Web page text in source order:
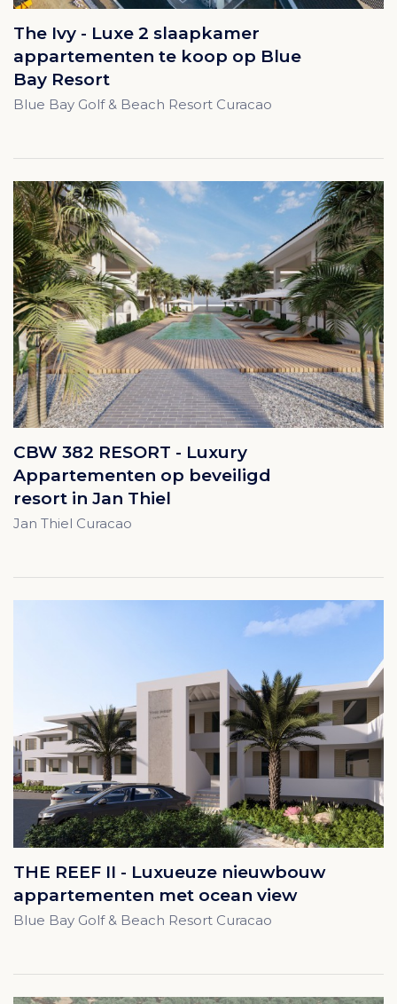
The Ivy - Luxe 2 slaapkamer
appartementen te koop op Blue
Bay Resort
Blue Bay Golf & Beach Resort Curacao
CBW 382 RESORT - Luxury
Appartementen op beveiligd
resort in Jan Thiel
Jan Thiel Curacao
THE REEF II - Luxueuze nieuwbouw
appartementen met ocean view
Blue Bay Golf & Beach Resort Curacao